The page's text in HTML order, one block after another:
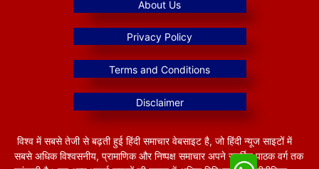
विश्व में सबसे तेजी से बढ़ती हुई हिंदी समाचार वेबसाइट है, जो हिंदी न्यूज साइटों में
सबसे अधिक विश्वसनीय, प्रामाणिक और निष्पक्ष समाचार अपने समर्पित पाठक वर्ग तक